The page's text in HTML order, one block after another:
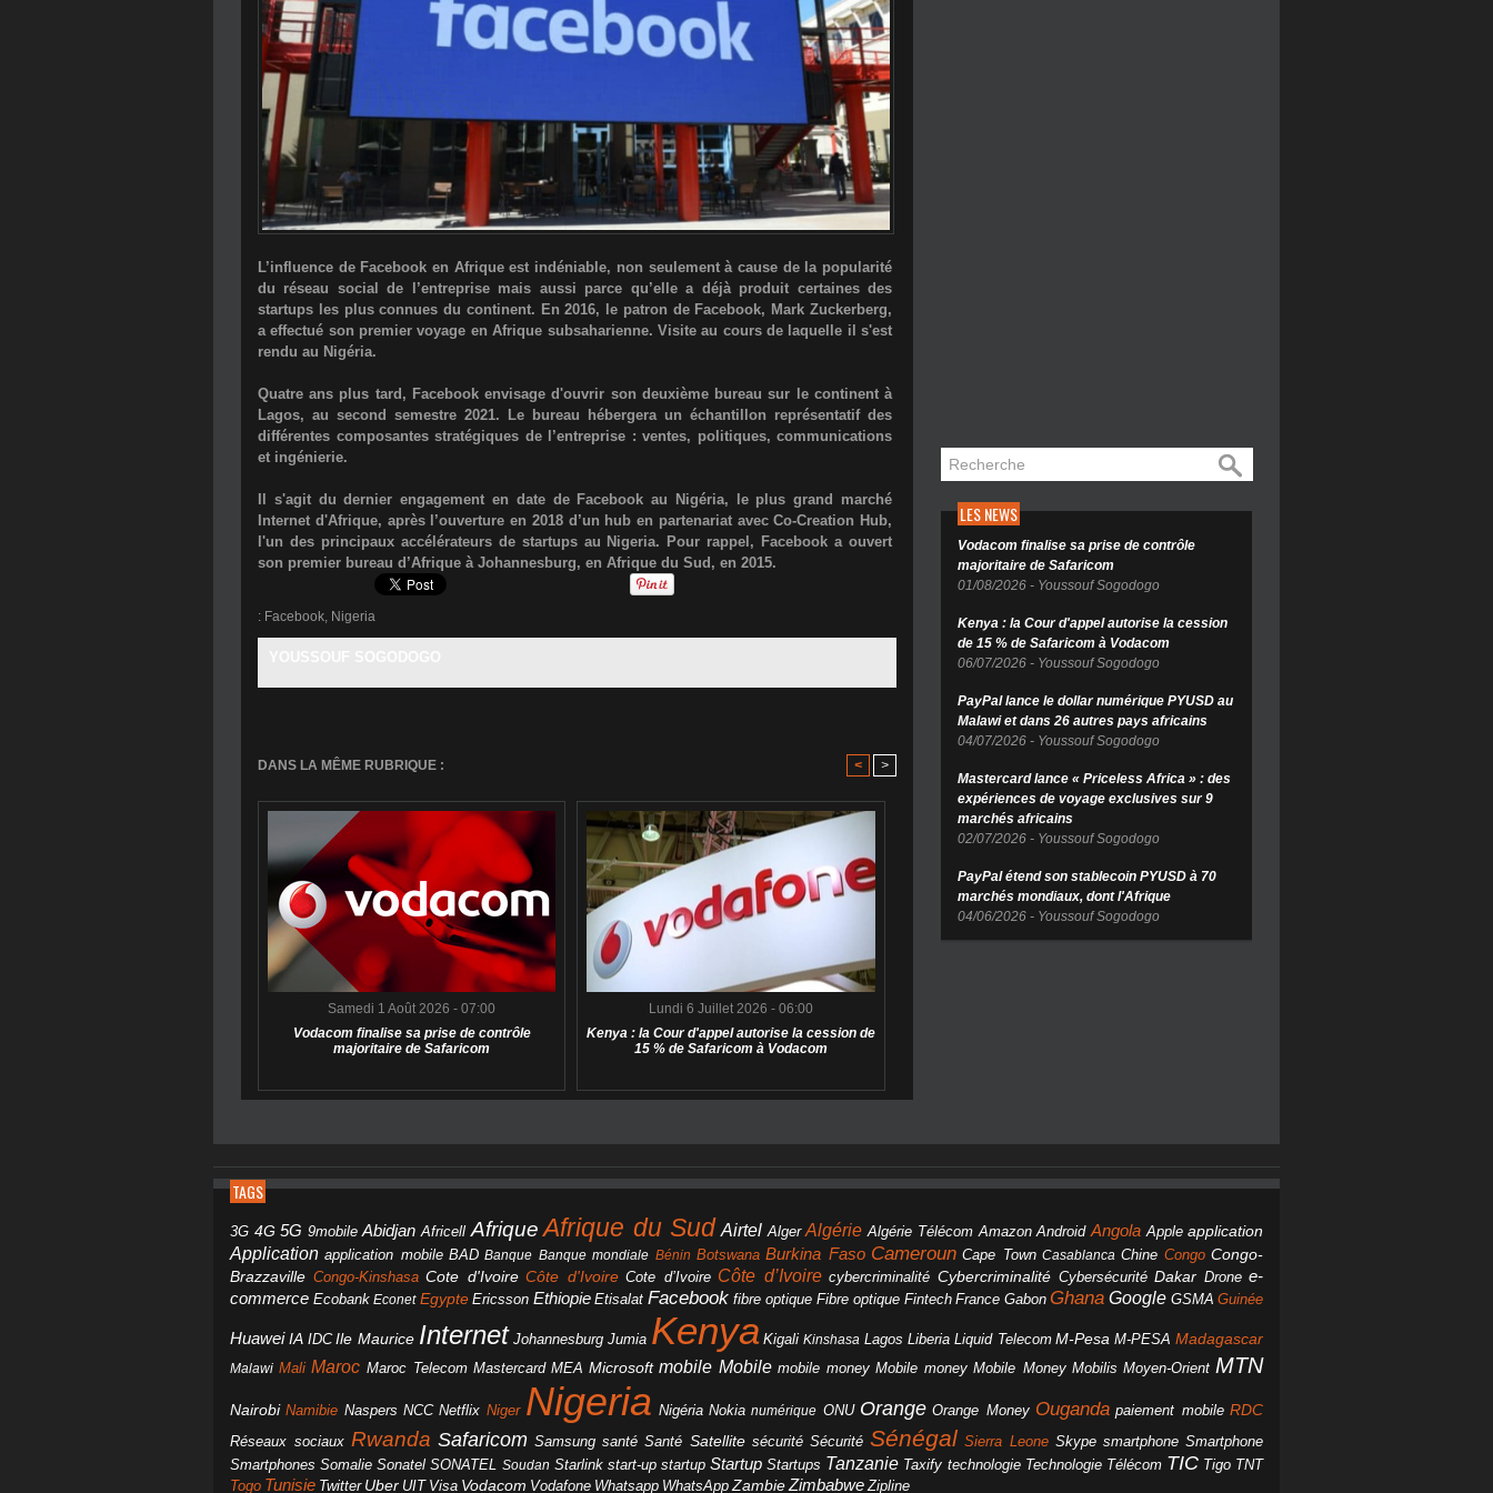
L’influence de Facebook en Afrique est indéniable, non seulement à cause de la popularité
du réseau social de l’entreprise mais aussi parce qu’elle a déjà produit certaines des
startups les plus connues du continent. En 2016, le patron de Facebook, Mark Zuckerberg,
a effectué son premier voyage en Afrique subsaharienne. Visite au cours de laquelle il s'est
rendu au Nigéria.
Quatre ans plus tard, Facebook envisage d'ouvrir son deuxième bureau sur le continent à
Lagos, au second semestre 2021. Le bureau hébergera un échantillon représentatif des
différentes composantes stratégiques de l’entreprise : ventes, politiques, communications
et ingénierie.
Il s'agit du dernier engagement en date de Facebook au Nigéria, le plus grand marché
Internet d'Afrique, après l’ouverture en 2018 d’un hub en partenariat avecCo-Creation Hub,
l'un des principaux accélérateurs de startups au Nigeria. Pour rappel, Facebook a ouvert
son premier bureau d’Afrique à Johannesburg, en Afrique du Sud, en 2015.
: Facebook, Nigeria
DANS LA MÊME RUBRIQUE : < >
Samedi 1 Août 2026 - 07:00
Vodacom finalise sa prise de contrôle
majoritaire de Safaricom
Lundi 6 Juillet 2026 - 06:00
Kenya : la Cour d'appel autorise la cession de
15 % de Safaricom à Vodacom
LES NEWS
Vodacom finalise sa prise de contrôle
majoritaire de Safaricom
01/08/2026 - Youssouf Sogodogo
Kenya : la Cour d'appel autorise la cession
de 15 % de Safaricom à Vodacom
06/07/2026 - Youssouf Sogodogo
PayPal lance le dollar numérique PYUSD au
Malawi et dans 26 autres pays africains
04/07/2026 - Youssouf Sogodogo
Mastercard lance « Priceless Africa » : des
expériences de voyage exclusives sur 9
marchés africains
02/07/2026 - Youssouf Sogodogo
PayPal étend son stablecoin PYUSD à 70
marchés mondiaux, dont l'Afrique
04/06/2026 - Youssouf Sogodogo
TAGS
3G 4G 5G 9mobile Abidjan Africell Afrique Afrique du Sud Airtel Alger Algérie Algérie Télécom Amazon Android Angola Apple application
Application application mobile BAD Banque Banque mondiale Bénin Botswana Burkina Faso Cameroun Cape Town Casablanca Chine Congo Congo-
Brazzaville Congo-Kinshasa Cote d'Ivoire Côte d'Ivoire Cote d’Ivoire Côte d’Ivoire cybercriminalité Cybercriminalité Cybersécurité Dakar Drone e-
commerce Ecobank Econet Egypte Ericsson Ethiopie Etisalat Facebook fibre optique Fibre optique Fintech France Gabon Ghana Google GSMA Guinée
Huawei IA IDC Ile Maurice Internet Johannesburg Jumia Kenya Kigali Kinshasa Lagos Liberia Liquid Telecom M-Pesa M-PESA Madagascar
Malawi Mali Maroc Maroc Telecom Mastercard MEA Microsoft mobile Mobile mobile money Mobile money Mobile Money Mobilis Moyen-Orient MTN
Nairobi Namibie Naspers NCC Netflix Niger Nigeria Nigéria Nokia numérique ONU Orange Orange Money Ouganda paiement mobile RDC
Réseaux sociaux Rwanda Safaricom Samsung santé Santé Satellite sécurité Sécurité Sénégal Sierra Leone Skype smartphone Smartphone
Smartphones Somalie Sonatel SONATEL Soudan Starlink start-up startup Startup Startups Tanzanie Taxify technologie Technologie Télécom TIC Tigo TNT
Togo Tunisie Twitter Uber UIT Visa Vodacom Vodafone Whatsapp WhatsApp Zambie Zimbabwe Zipline